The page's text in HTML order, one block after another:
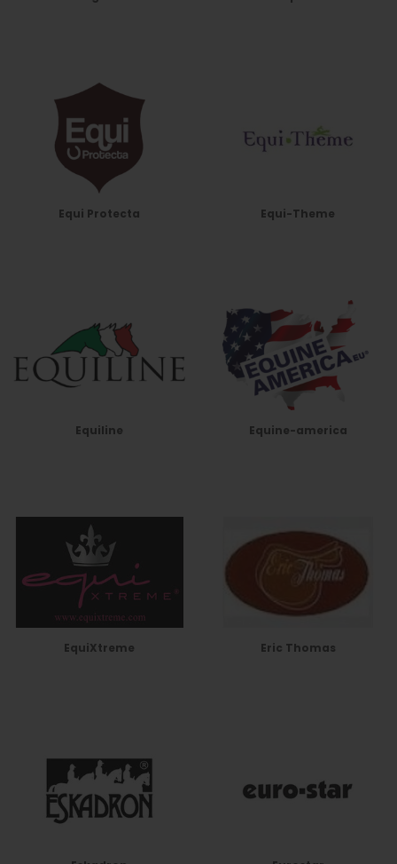
Equi Protecta Equi-Theme
Equiline Equine-america
EquiXtreme Eric Thomas